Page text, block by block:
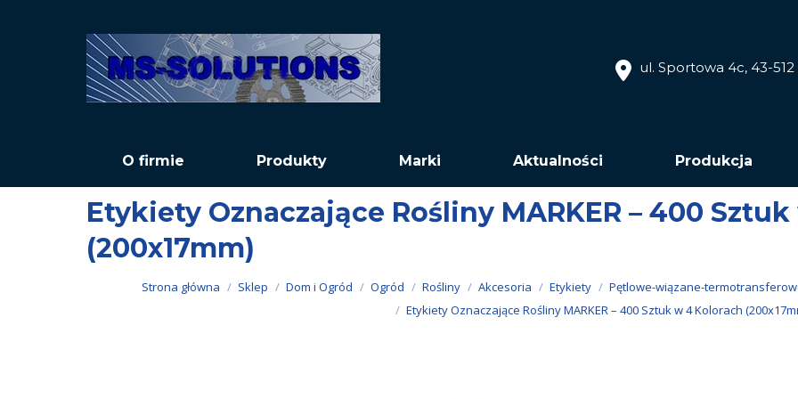
ul. Sportowa 4c, 43-
O firmie Produkty Marki Aktualności Produkcja
Etykiety Oznaczające Rośliny MARKER – 400
(200x17mm)
Strona główna Sklep Dom i Ogród Ogród Rośliny Akcesoria Etykiety Pętlowe-wiązane-
Etykiety Oznaczające Rośliny MARKER – 400 Sztuk w 4 Kolorach